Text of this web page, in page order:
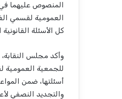
المنصوص عليهما في
العمومية لقسمي
كل الأسئلة
وأكد مجلس النقابة،
للجمعية العمومية
أسئلتها، ضمن
والتجديد النصفي